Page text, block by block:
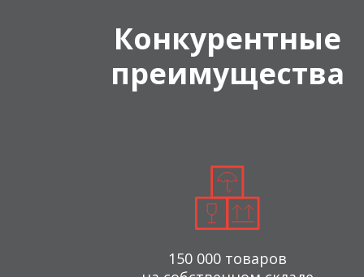
Конкурентные
преимущества
150 000 товаров